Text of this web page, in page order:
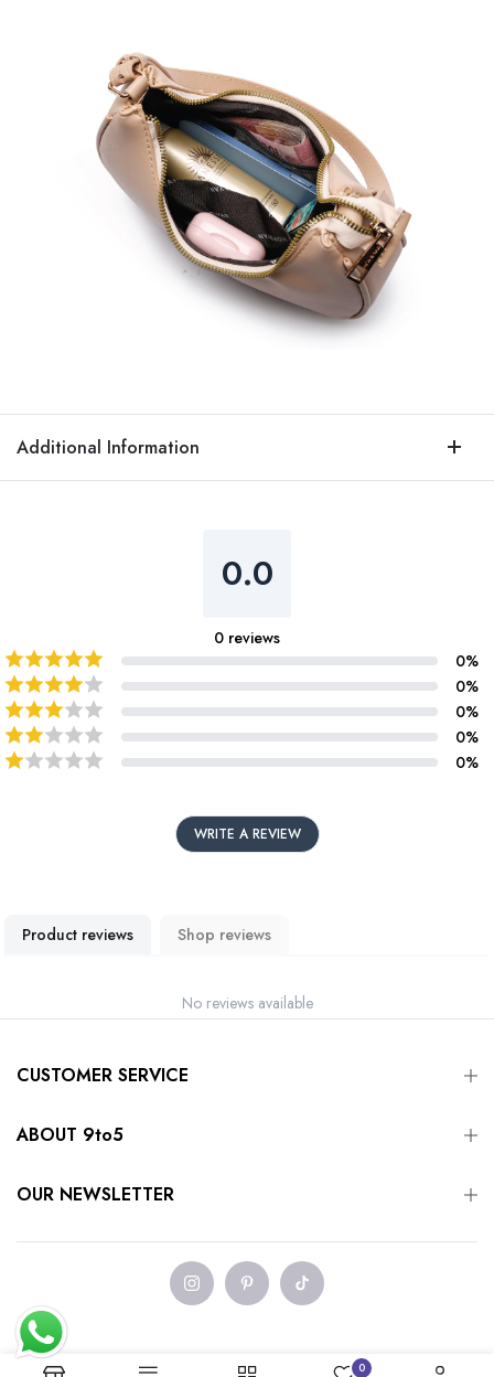
Additional Information
0.0
0 reviews
0%
0%
0%
0%
0%
WRITE A REVIEW
Product reviews Shop reviews
No reviews available
CUSTOMER SERVICE
ABOUT 9to5
OUR NEWSLETTER
0